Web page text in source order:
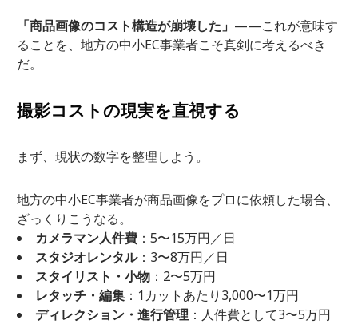
「商品画像のコスト構造が崩壊した」 ——これが意味す
ることを、地方の中小EC事業者こそ真剣に考えるべき
だ。
撮影コストの現実を直視する
まず、現状の数字を整理しよう。
地方の中小EC事業者が商品画像をプロに依頼した場合、
ざっくりこうなる。
カメラマン人件費：5〜15万円／日
スタジオレンタル：3〜8万円／日
スタイリスト・小物：2〜5万円
レタッチ・編集：1カットあたり3,000〜1万円
ディレクション・進行管理 ：人件費として3〜5万円